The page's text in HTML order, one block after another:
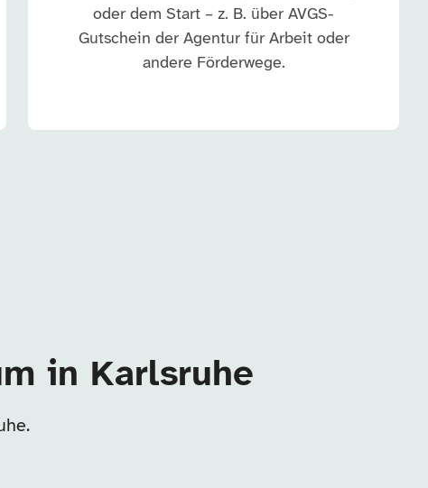
oder dem Start – z. B. über AVGS-
Gutschein der Agentur für Arbeit oder
andere Förderwege.
in Karlsruhe